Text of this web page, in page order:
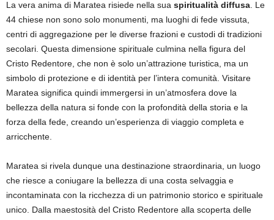
La vera anima di Maratea risiede nella sua spiritualità diffusa . Le
44 chiese non sono solo monumenti, ma luoghi di fede vissuta,
centri di aggregazione per le diverse frazioni e custodi di tradizioni
secolari. Questa dimensione spirituale culmina nella figura del
Cristo Redentore, che non è solo un’attrazione turistica, ma un
simbolo di protezione e di identità per l’intera comunità. Visitare
Maratea significa quindi immergersi in un’atmosfera dove la
bellezza della natura si fonde con la profondità della storia e la
forza della fede, creando un’esperienza di viaggio completa e
arricchente.
Maratea si rivela dunque una destinazione straordinaria, un luogo
che riesce a coniugare la bellezza di una costa selvaggia e
incontaminata con la ricchezza di un patrimonio storico e spirituale
unico. Dalla maestosità del Cristo Redentore alla scoperta delle